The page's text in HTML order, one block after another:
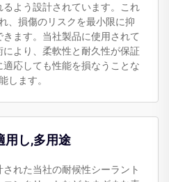
よう設計されています。これ
、損傷のリスクを最小限に抑
ます。当社製品に使用されて
より、柔軟性と耐久性が保証
応しても性能を損なうことな
します。
用し,多用途
れた当社の耐候性シーラント